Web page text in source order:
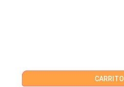
CARRITO